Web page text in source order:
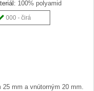
100% polyamid
000 - čirá
mm a vnútorným 20 mm.